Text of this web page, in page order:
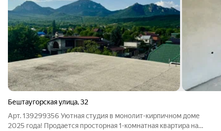
Бештаугорская улица,32
Арт. 139299356 Уютная студия в монолит-кирпичном доме
2025 года! Продается просторная 1-комнатная квартира на